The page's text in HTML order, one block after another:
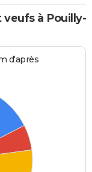
veufs à Pouilly-
d'après